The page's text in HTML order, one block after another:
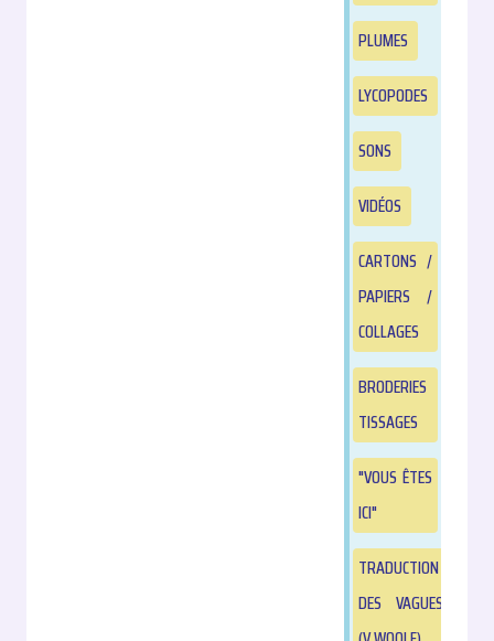
PLUMES
LYCOPODES
SONS
VIDÉOS
CARTONS /
PAPIERS /
COLLAGES
BRODERIES
TISSAGES
"VOUS ÊTES
ICI"
TRADUCTION
DES VAGUES